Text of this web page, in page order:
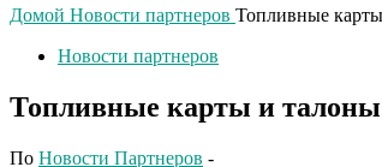
Домой Новости партнеров Топливные
Новости партнеров
Топливные карты и талоны
По Новости Партнеров -